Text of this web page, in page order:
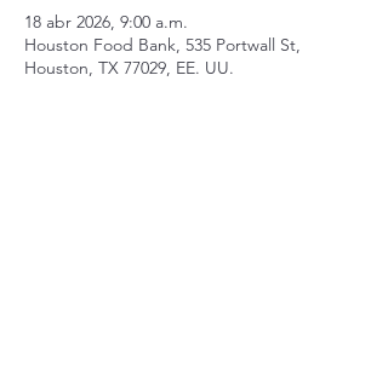
18 abr 2026, 9:00 a.m.
Houston Food Bank, 535 Portwall St,
Houston, TX 77029, EE. UU.